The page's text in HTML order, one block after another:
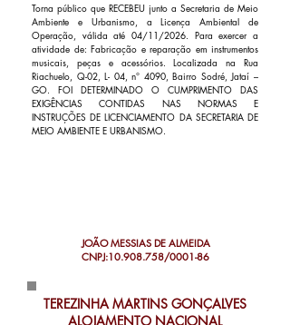
Torna público que RECEBEU junto a Secretaria de Meio
Ambiente e Urbanismo, a Licença Ambiental de
Operação, válida até 04/11/2026. Para exercer a
atividade de: Fabricação e reparação em instrumentos
musicais, peças e acessórios. Localizada na Rua
Riachuelo, Q-02, L- 04, n° 4090, Bairro Sodré, Jataí –
GO. FOI DETERMINADO O CUMPRIMENTO DAS
EXIGÊNCIAS CONTIDAS NAS NORMAS E
INSTRUÇÕES DE LICENCIAMENTO DA SECRETARIA DE
MEIO AMBIENTE E URBANISMO.
JOÃO MESSIAS DE ALMEIDA
CNPJ:10.908.758/0001-86
TEREZINHA MARTINS GONÇALVES
ALOJAMENTO NACIONAL